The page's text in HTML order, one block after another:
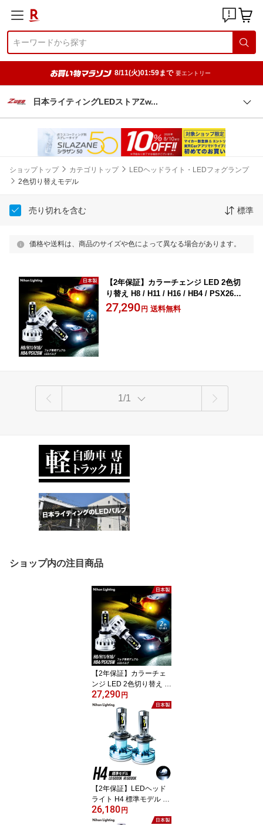
8/11(火)01:59まで 要エントリー
日本ライティングLEDストアZw
ショップトップ カテゴリトップ
LEDヘッドライト・LEDフォグランプ
2色切り替えモデル
売り切れを含む 標準
価格や送料は、商品のサイズや色によって異なる場合があります。
【2年保証】カラーチェンジ LED 2色切
り替え H8 / H11 / H16 / HB4 / PSX26W
日本製 車検対応 6000K ホワイト (3800l
m) 2800K イエロー (3200lm) 日本ライ
27,290 円 送料無料
1/1
ショップ内の注目商品
【2年保証】カラーチェ
ンジ LED 2色切り替え H
8 / H11 / H16 / HB4 / PSX
26W 日本製 車検対応 60
00K ホワイト (3800lm) 2
800K イエロー (3200lm)
日本ライティング
27,290 円
【2年保証】LEDヘッド
ライト H4 標準モデル 日
本製 車検対応 6000K Lo:
4500lm Hi:5000lm 日本
26,180 円